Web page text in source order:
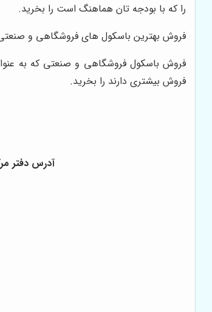
را که با بودجه تان هماهنگ است را بخرید.
فروش بهترین باسکول های فروشگاهی و
فروش باسکول فروشگاهی و صنعتی که به
فروش بیشتری دارند را بخرید.
آدرس دفتر